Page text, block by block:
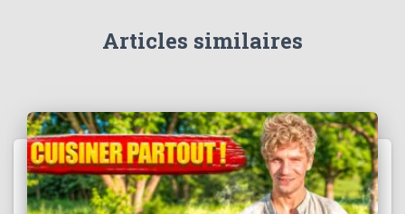
Articles similaires